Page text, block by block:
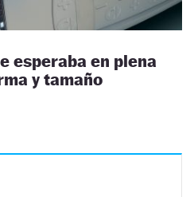
esperaba en plena
y tamaño